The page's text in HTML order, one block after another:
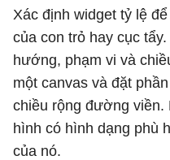
            bd=
4 ,
            bg=
"white"
            width=
12 ,
            font=(
        )
Xác định widget tỷ lệ
của con trỏ hay cục
hướng, phạm vi và
một canvas và đặt
chiều rộng đường viền.
hình có hình dạng phù
của nó.